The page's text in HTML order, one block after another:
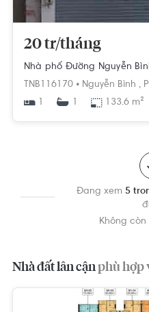
20 tr/tháng
Nhà phố Đường Nguyễn
TNB116170 • Nguyễn Bình ,
1 133.6 m²
Đang xem 5
Không
Nhà đất lân cậnphù hợp